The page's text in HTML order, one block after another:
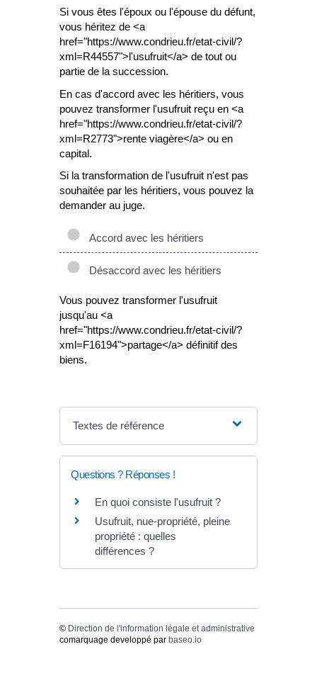
Si vous êtes l'époux ou l'épouse du défunt,
vous héritez de <a
href="https://www.condrieu.fr/etat-civil/?
xml=R44557">l'usufruit</a> de tout ou
partie de la succession.
En cas d'accord avec les héritiers, vous
pouvez transformer l'usufruit reçu en <a
href="https://www.condrieu.fr/etat-civil/?
xml=R2773">rente viagère</a> ou en
capital.
Si la transformation de l'usufruit n'est pas
souhaitée par les héritiers, vous pouvez la
demander au juge.
Accord avec les héritiers
Désaccord avec les héritiers
Vous pouvez transformer l'usufruit
jusqu'au <a
href="https://www.condrieu.fr/etat-civil/?
xml=F16194">partage</a> définitif des
biens.
Textes de référence
Questions ? Réponses !
En quoi consiste l'usufruit ?
Usufruit, nue-propriété, pleine
propriété : quelles
différences ?
© Direction de l'information légale et administrative
comarquage developpé par baseo.io